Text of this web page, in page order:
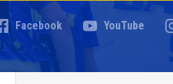
Facebook YouTube